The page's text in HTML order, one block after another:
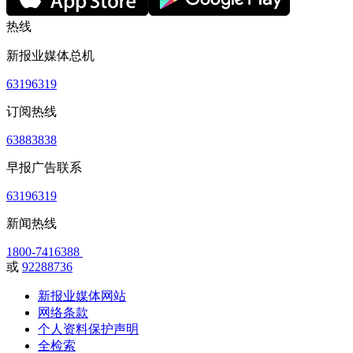
热线
新报业媒体总机
63196319
订阅热线
63883838
早报广告联系
63196319
新闻热线
1800-7416388
或 92288736
新报业媒体网站
网络条款
个人资料保护声明
全检索